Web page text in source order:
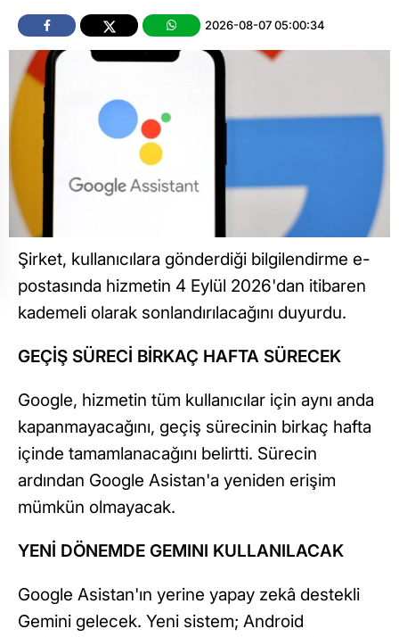
2026-08-07 05:00:34
Şirket, kullanıcılara gönderdiği bilgilendirme e-
postasında hizmetin 4 Eylül 2026'dan itibaren
kademeli olarak sonlandırılacağını duyurdu.
GEÇİŞ SÜRECİ BİRKAÇ HAFTA SÜRECEK
Google, hizmetin tüm kullanıcılar için aynı anda
kapanmayacağını, geçiş sürecinin birkaç hafta
içinde tamamlanacağını belirtti. Sürecin
ardından Google Asistan'a yeniden erişim
mümkün olmayacak.
YENİ DÖNEMDE GEMINI KULLANILACAK
Google Asistan'ın yerine yapay zekâ destekli
Gemini gelecek. Yeni sistem; Android